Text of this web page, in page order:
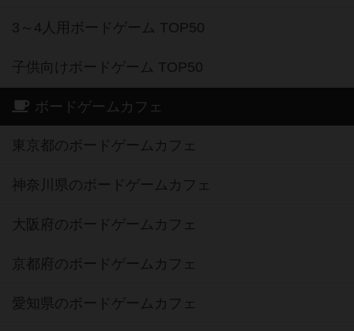
3～4人用ボードゲーム TOP50
子供向けボードゲーム TOP50
ボードゲームカフェ
東京都のボードゲームカフェ
神奈川県のボードゲームカフェ
大阪府のボードゲームカフェ
京都府のボードゲームカフェ
愛知県のボードゲームカフェ